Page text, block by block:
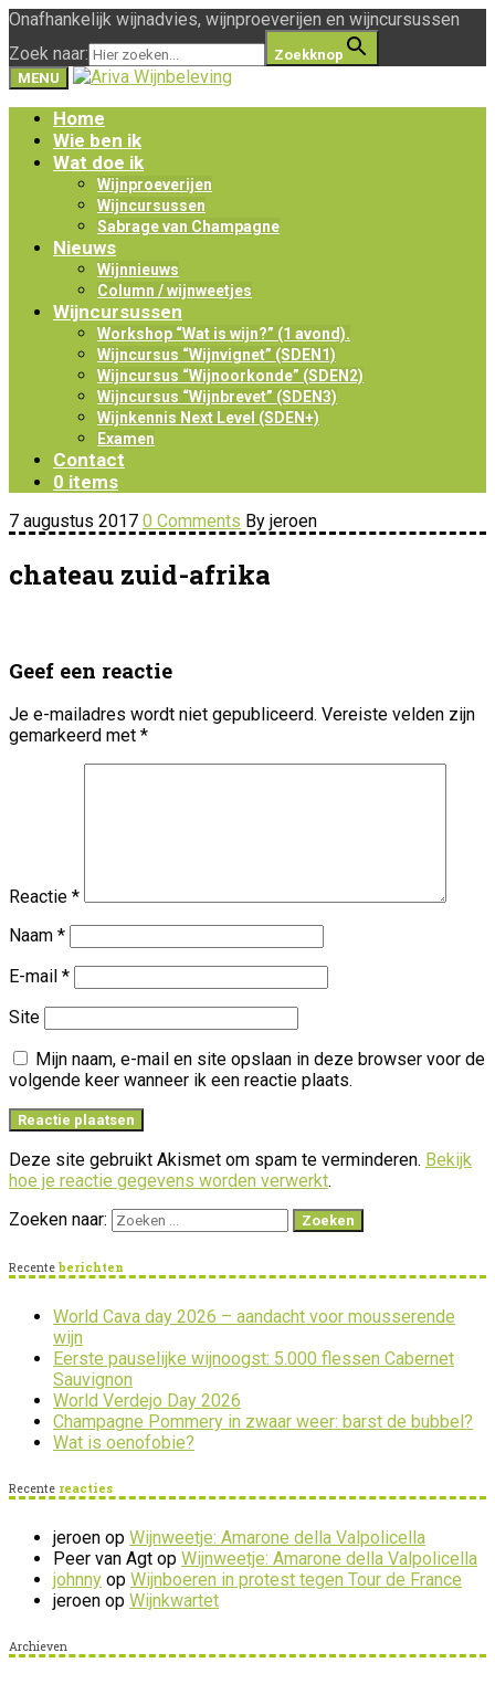
Onafhankelijk wijnadvies, wijnproeverijen en wijncursussen
Zoek naar:
Zoekknop
MENU
Home
Wie ben ik
Wat doe ik
Wijnproeverijen
Wijncursussen
Sabrage van Champagne
Nieuws
Wijnnieuws
Column / wijnweetjes
Wijncursussen
Workshop “Wat is wijn?” (1 avond).
Wijncursus “Wijnvignet” (SDEN1)
Wijncursus “Wijnoorkonde” (SDEN2)
Wijncursus “Wijnbrevet” (SDEN3)
Wijnkennis Next Level (SDEN+)
Examen
Contact
0 items
7 augustus 2017 0 Comments By jeroen
chateau zuid-afrika
Geef een reactie
Je e-mailadres wordt niet gepubliceerd. Vereiste velden zijn
gemarkeerd met *
Reactie *
Naam *
E-mail *
Site
Mijn naam, e-mail en site opslaan in deze browser voor de
volgende keer wanneer ik een reactie plaats.
Deze site gebruikt Akismet om spam te verminderen. Bekijk
hoe je reactie gegevens worden verwerkt.
Zoeken naar:
Recente berichten
World Cava day 2026 – aandacht voor mousserende
wijn
Eerste pauselijke wijnoogst: 5.000 flessen Cabernet
Sauvignon
World Verdejo Day 2026
Champagne Pommery in zwaar weer: barst de bubbel?
Wat is oenofobie?
Recente reacties
jeroen op Wijnweetje: Amarone della Valpolicella
Peer van Agt op Wijnweetje: Amarone della Valpolicella
johnny op Wijnboeren in protest tegen Tour de France
jeroen op Wijnkwartet
Archieven